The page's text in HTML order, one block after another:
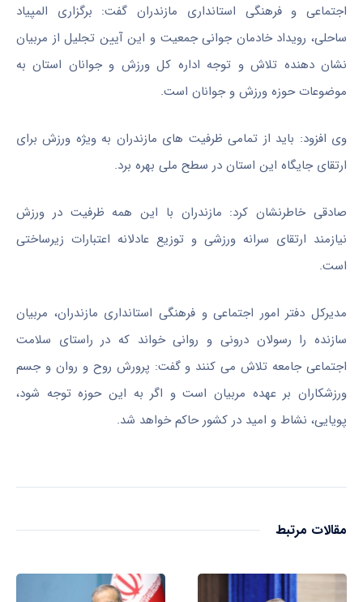
اجتماعی و فرهنگی استانداری مازندران گفت: برگزاری المپیاد
ساحلی، رویداد خادمان جوانی جمعیت و این آیین تجلیل از مربیان
نشان دهنده تلاش و توجه اداره کل ورزش و جوانان استان به
موضوعات حوزه ورزش و جوانان است.
وی افزود: باید از تمامی ظرفیت های مازندران به ویژه ورزش برای
ارتقای جایگاه این استان در سطح ملی بهره برد.
صادقی خاطرنشان کرد: مازندران با این همه ظرفیت در ورزش
نیازمند ارتقای سرانه ورزشی و توزیع عادلانه اعتبارات زیرساختی
است.
مدیرکل دفتر امور اجتماعی و فرهنگی استانداری مازندران، مربیان
سازنده را رسولان درونی و روانی خواند که در راستای سلامت
اجتماعی جامعه تلاش می کنند و گفت: پرورش روح و روان و جسم
ورزشکاران بر عهده مربیان است و اگر به این حوزه توجه شود،
پویایی، نشاط و امید در کشور حاکم خواهد شد.
مقالات مرتبط